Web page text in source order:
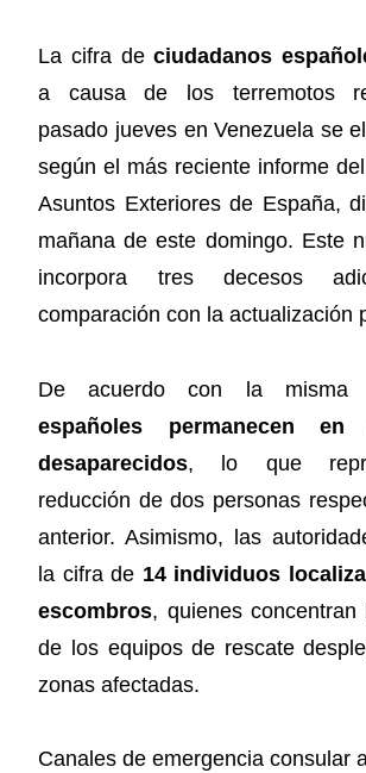
La cifra deciudadanos
a causa de los terremotos
pasado jueves en Venezuela se
según el más reciente informe
Asuntos Exteriores de España,
mañana de este domingo. Este
incorpora tres decesos
comparación con la actualización
De acuerdo con la misma
españoles permanecen
desaparecidos, lo que
reducción de dos personas
anterior. Asimismo, las
la cifra de 14 individuos
escombros, quienes concentran
de los equipos de rescate
zonas afectadas.
Canales de emergencia consular